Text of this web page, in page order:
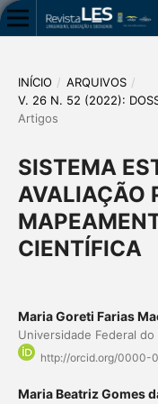
INÍCIO / ARQUIVOS /
V. 26 N. 52 (2022):
Artigos
SISTEMA
AVALIAÇÃO
CIENTÍFICA
Maria Goreti Farias
Universidade Federal do
http://orcid.org/0000-
Maria Beatriz Gomes